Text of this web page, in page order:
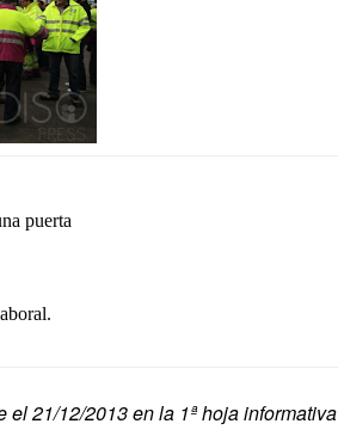
puerta
21/12/2013 en la 1ª hoja informativa